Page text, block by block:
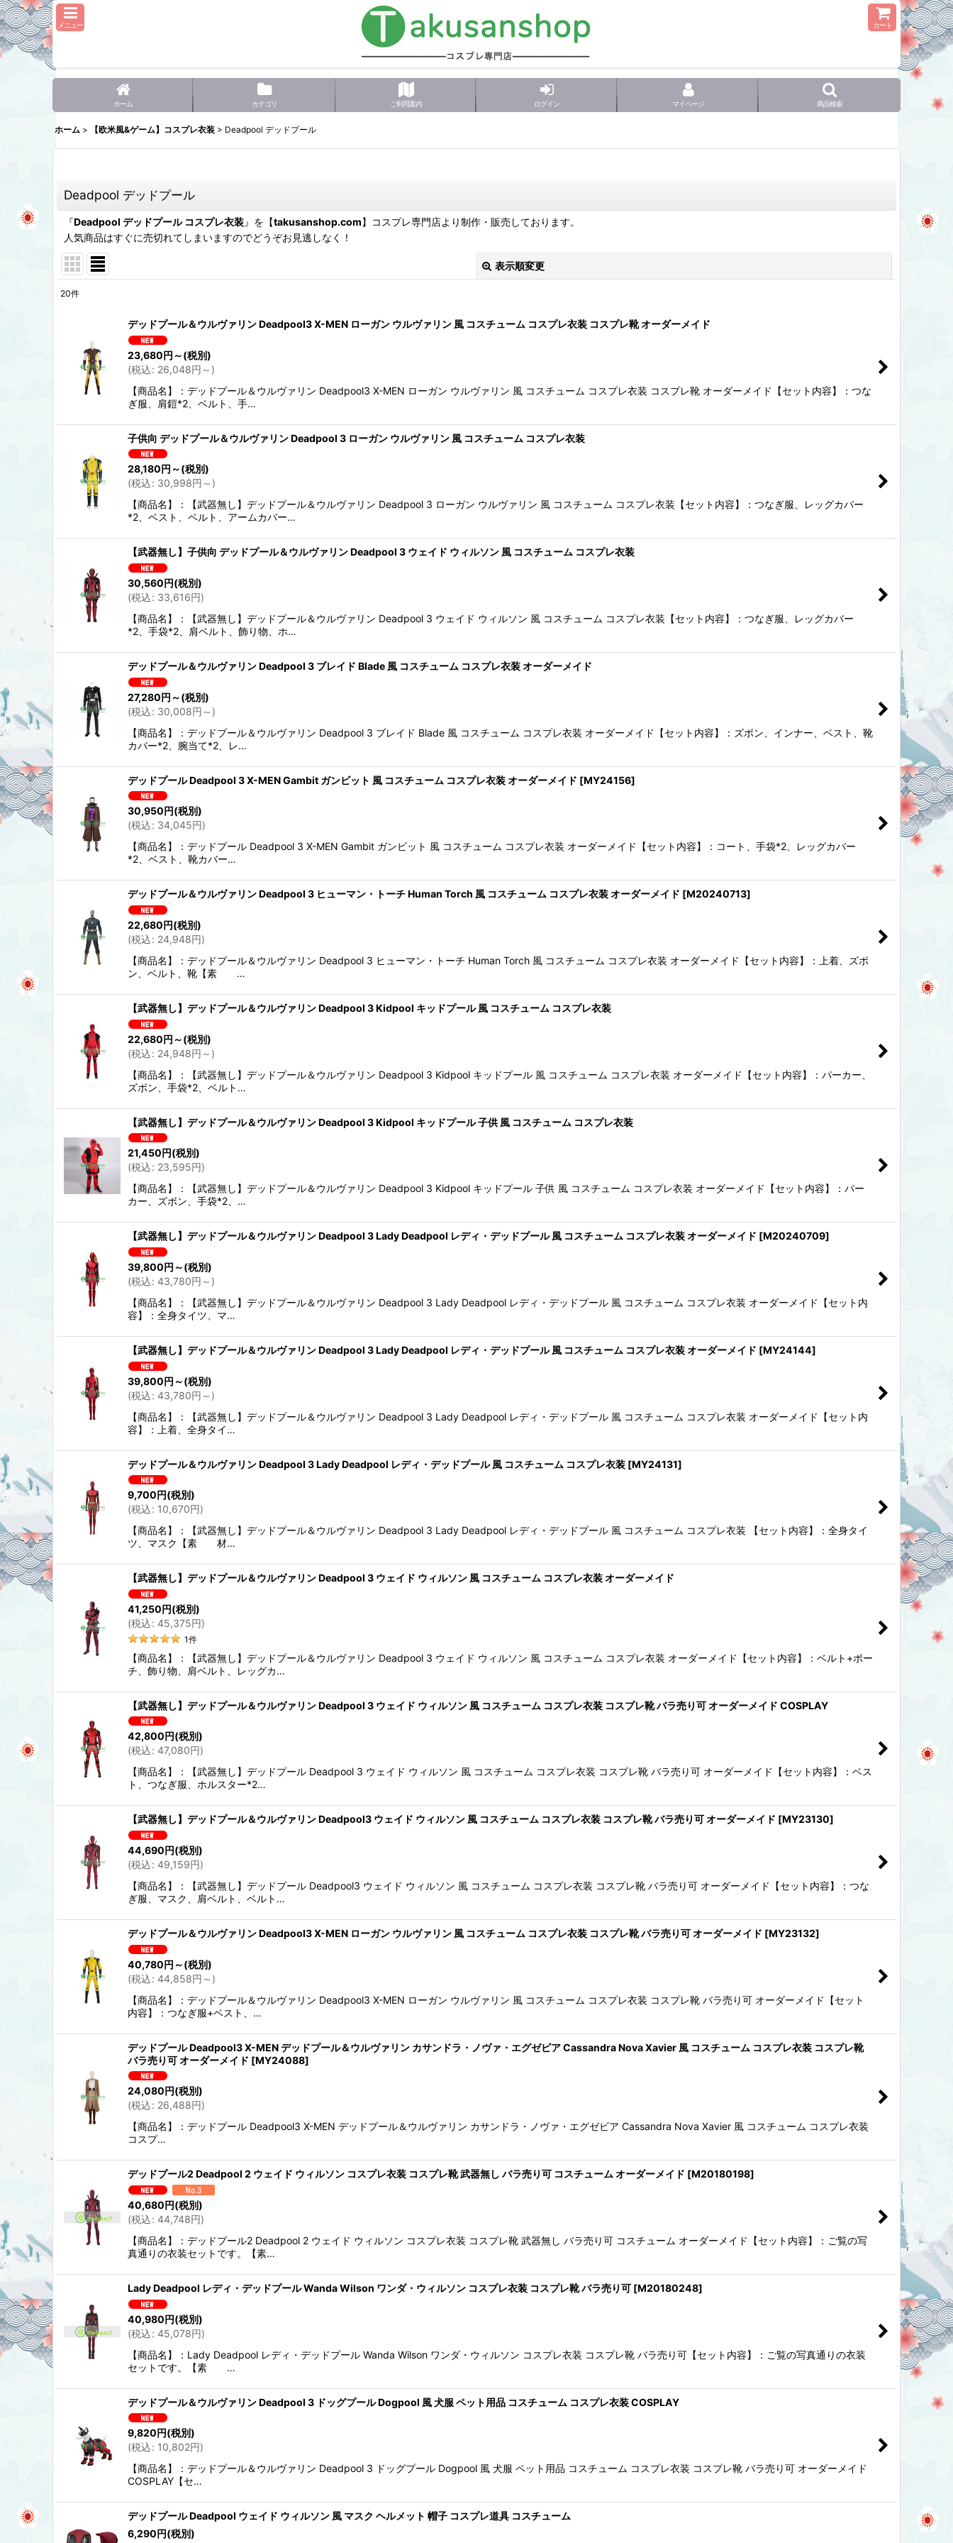
メニュー カート
ホーム カテゴリ ご利用案内 ログイン マイページ 商品検索
ホーム > 【欧米風&ゲーム】コスプレ衣装 > Deadpool デッドプール
Deadpool デッドプール
『Deadpool デッドプール コスプレ衣装』を【takusanshop.com】コスプレ専門店より制作・販売しております。
人気商品はすぐに売切れてしまいますのでどうぞお見逃しなく！
表示順変更
並び順
20件
デッドプール＆ウルヴァリン Deadpool3 X-MEN ローガン ウルヴァリン 風 コスチューム コスプレ衣装 コスプレ靴 オーダーメイド
23,680円 ～(税別)
(税込: 26,048円 ～ )
【商品名】：デッドプール＆ウルヴァリン Deadpool3 X-MEN ローガン ウルヴァリン 風 コスチューム コスプレ衣装 コスプレ靴 オーダーメイド【セット内容】：つな
ぎ服、肩鎧*2、ベルト、手…
子供向 デッドプール＆ウルヴァリン Deadpool 3 ローガン ウルヴァリン 風 コスチューム コスプレ衣装
28,180円 ～(税別)
(税込: 30,998円 ～ )
【商品名】：【武器無し】デッドプール＆ウルヴァリン Deadpool 3 ローガン ウルヴァリン 風 コスチューム コスプレ衣装【セット内容】：つなぎ服、レッグカバー
*2、ベスト、ベルト、アームカバー…
【武器無し】子供向 デッドプール＆ウルヴァリン Deadpool 3 ウェイド ウィルソン 風 コスチューム コスプレ衣装
30,560円(税別)
(税込: 33,616円)
【商品名】：【武器無し】デッドプール＆ウルヴァリン Deadpool 3 ウェイド ウィルソン 風 コスチューム コスプレ衣装【セット内容】：つなぎ服、レッグカバー
*2、手袋*2、肩ベルト、飾り物、ホ…
デッドプール＆ウルヴァリン Deadpool 3 ブレイド Blade 風 コスチューム コスプレ衣装 オーダーメイド
27,280円 ～(税別)
(税込: 30,008円 ～ )
【商品名】：デッドプール＆ウルヴァリン Deadpool 3 ブレイド Blade 風 コスチューム コスプレ衣装 オーダーメイド【セット内容】：ズボン、インナー、ベスト、靴
カバー*2、腕当て*2、レ…
デッドプール Deadpool 3 X-MEN Gambit ガンビット 風 コスチューム コスプレ衣装 オーダーメイド [MY24156]
30,950円(税別)
(税込: 34,045円)
【商品名】：デッドプール Deadpool 3 X-MEN Gambit ガンビット 風 コスチューム コスプレ衣装 オーダーメイド【セット内容】：コート、手袋*2、レッグカバー
*2、ベスト、靴カバー…
デッドプール＆ウルヴァリン Deadpool 3 ヒューマン・トーチ Human Torch 風 コスチューム コスプレ衣装 オーダーメイド [M20240713]
22,680円(税別)
(税込: 24,948円)
【商品名】：デッドプール＆ウルヴァリン Deadpool 3 ヒューマン・トーチ Human Torch 風 コスチューム コスプレ衣装 オーダーメイド【セット内容】：上着、ズボ
ン、ベルト、靴【素 …
【武器無し】デッドプール＆ウルヴァリン Deadpool 3 Kidpool キッドプール 風 コスチューム コスプレ衣装
22,680円 ～(税別)
(税込: 24,948円 ～ )
【商品名】：【武器無し】デッドプール＆ウルヴァリン Deadpool 3 Kidpool キッドプール 風 コスチューム コスプレ衣装 オーダーメイド【セット内容】：パーカー、
ズボン、手袋*2、ベルト…
【武器無し】デッドプール＆ウルヴァリン Deadpool 3 Kidpool キッドプール 子供 風 コスチューム コスプレ衣装
21,450円(税別)
(税込: 23,595円)
【商品名】：【武器無し】デッドプール＆ウルヴァリン Deadpool 3 Kidpool キッドプール 子供 風 コスチューム コスプレ衣装 オーダーメイド【セット内容】：パー
カー、ズボン、手袋*2、…
【武器無し】デッドプール＆ウルヴァリン Deadpool 3 Lady Deadpool レディ・デッドプール 風 コスチューム コスプレ衣装 オーダーメイド [M20240709]
39,800円 ～(税別)
(税込: 43,780円 ～ )
【商品名】：【武器無し】デッドプール＆ウルヴァリン Deadpool 3 Lady Deadpool レディ・デッドプール 風 コスチューム コスプレ衣装 オーダーメイド【セット内
容】：全身タイツ、マ…
【武器無し】デッドプール＆ウルヴァリン Deadpool 3 Lady Deadpool レディ・デッドプール 風 コスチューム コスプレ衣装 オーダーメイド [MY24144]
39,800円 ～(税別)
(税込: 43,780円 ～ )
【商品名】：【武器無し】デッドプール＆ウルヴァリン Deadpool 3 Lady Deadpool レディ・デッドプール 風 コスチューム コスプレ衣装 オーダーメイド【セット内
容】：上着、全身タイ…
デッドプール＆ウルヴァリン Deadpool 3 Lady Deadpool レディ・デッドプール 風 コスチューム コスプレ衣装 [MY24131]
9,700円(税別)
(税込: 10,670円)
【商品名】：【武器無し】デッドプール＆ウルヴァリン Deadpool 3 Lady Deadpool レディ・デッドプール 風 コスチューム コスプレ衣装 【セット内容】：全身タイ
ツ、マスク【素 材…
【武器無し】デッドプール＆ウルヴァリン Deadpool 3 ウェイド ウィルソン 風 コスチューム コスプレ衣装 オーダーメイド
41,250円(税別)
(税込: 45,375円)
1件
【商品名】：【武器無し】デッドプール＆ウルヴァリン Deadpool 3 ウェイド ウィルソン 風 コスチューム コスプレ衣装 オーダーメイド【セット内容】：ベルト+ポー
チ、飾り物、肩ベルト、レッグカ…
【武器無し】デッドプール＆ウルヴァリン Deadpool 3 ウェイド ウィルソン 風 コスチューム コスプレ衣装 コスプレ靴 バラ売り可 オーダーメイド COSPLAY
42,800円(税別)
(税込: 47,080円)
【商品名】：【武器無し】デッドプール Deadpool 3 ウェイド ウィルソン 風 コスチューム コスプレ衣装 コスプレ靴 バラ売り可 オーダーメイド【セット内容】：ベス
ト、つなぎ服、ホルスター*2…
【武器無し】デッドプール＆ウルヴァリン Deadpool3 ウェイド ウィルソン 風 コスチューム コスプレ衣装 コスプレ靴 バラ売り可 オーダーメイド [MY23130]
44,690円(税別)
(税込: 49,159円)
【商品名】：【武器無し】デッドプール Deadpool3 ウェイド ウィルソン 風 コスチューム コスプレ衣装 コスプレ靴 バラ売り可 オーダーメイド【セット内容】：つな
ぎ服、マスク、肩ベルト、ベルト…
デッドプール＆ウルヴァリン Deadpool3 X-MEN ローガン ウルヴァリン 風 コスチューム コスプレ衣装 コスプレ靴 バラ売り可 オーダーメイド [MY23132]
40,780円 ～(税別)
(税込: 44,858円 ～ )
【商品名】：デッドプール＆ウルヴァリン Deadpool3 X-MEN ローガン ウルヴァリン 風 コスチューム コスプレ衣装 コスプレ靴 バラ売り可 オーダーメイド【セット
内容】：つなぎ服+ベスト、…
デッドプール Deadpool3 X-MEN デッドプール＆ウルヴァリン カサンドラ・ノヴァ・エグゼビア Cassandra Nova Xavier 風 コスチューム コスプレ衣装 コスプレ靴
バラ売り可 オーダーメイド [MY24088]
24,080円(税別)
(税込: 26,488円)
【商品名】：デッドプール Deadpool3 X-MEN デッドプール＆ウルヴァリン カサンドラ・ノヴァ・エグゼビア Cassandra Nova Xavier 風 コスチューム コスプレ衣装
コスプ…
デッドプール2 Deadpool 2 ウェイド ウィルソン コスプレ衣装 コスプレ靴 武器無し バラ売り可 コスチューム オーダーメイド [M20180198]
40,680円(税別)
(税込: 44,748円)
【商品名】：デッドプール2 Deadpool 2 ウェイド ウィルソン コスプレ衣装 コスプレ靴 武器無し バラ売り可 コスチューム オーダーメイド【セット内容】：ご覧の写
真通りの衣装セットです。【素…
Lady Deadpool レディ・デッドプール Wanda Wilson ワンダ・ウィルソン コスプレ衣装 コスプレ靴 バラ売り可 [M20180248]
40,980円(税別)
(税込: 45,078円)
【商品名】：Lady Deadpool レディ・デッドプール Wanda Wilson ワンダ・ウィルソン コスプレ衣装 コスプレ靴 バラ売り可【セット内容】：ご覧の写真通りの衣装
セットです。【素 …
デッドプール＆ウルヴァリン Deadpool 3 ドッグプール Dogpool 風 犬服 ペット用品 コスチューム コスプレ衣装 COSPLAY
9,820円(税別)
(税込: 10,802円)
【商品名】：デッドプール＆ウルヴァリン Deadpool 3 ドッグプール Dogpool 風 犬服 ペット用品 コスチューム コスプレ衣装 コスプレ靴 バラ売り可 オーダーメイド
COSPLAY【セ…
デッドプール Deadpool ウェイド ウィルソン 風 マスク ヘルメット 帽子 コスプレ道具 コスチューム
6,290円(税別)